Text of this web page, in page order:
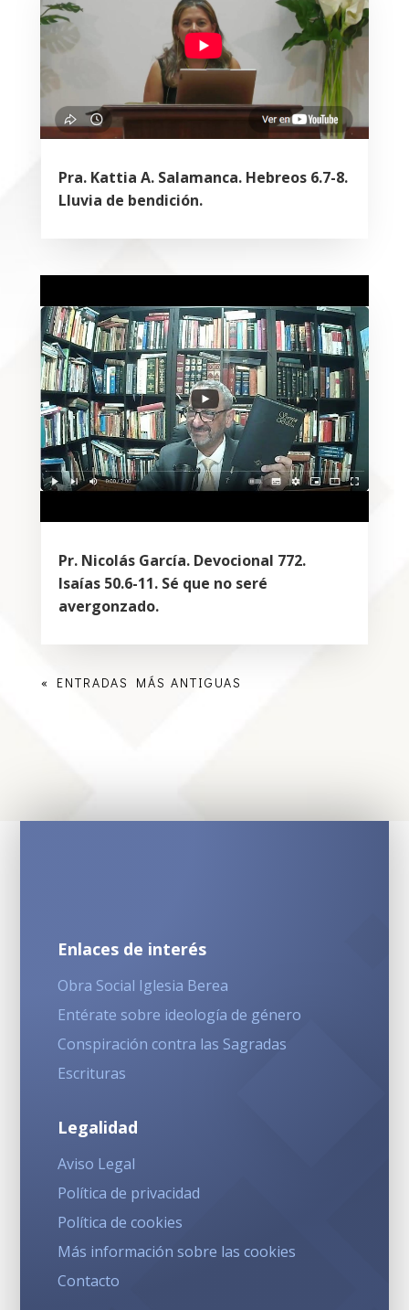
Pra. Kattia A. Salamanca. Hebreos 6.7-8.
Lluvia de bendición.
Pr. Nicolás García. Devocional 772.
Isaías 50.6-11. Sé que no seré
avergonzado.
« ENTRADAS MÁS ANTIGUAS
Enlaces de interés
Obra Social Iglesia Berea
Entérate sobre ideología de género
Conspiración contra las Sagradas
Escrituras
Legalidad
Aviso Legal
Política de privacidad
Política de cookies
Más información sobre las cookies
Contacto